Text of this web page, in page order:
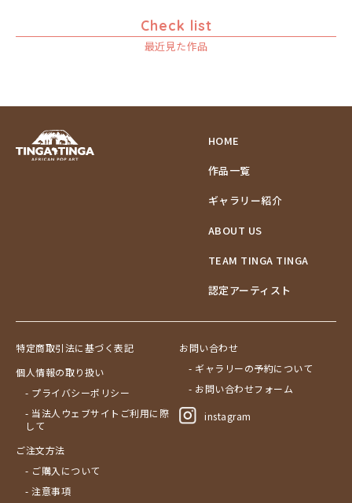
Check list
最近見た作品
HOME
作品一覧
ギャラリー紹介
ABOUT US
TEAM TINGA TINGA
認定アーティスト
特定商取引法に基づく表記
個人情報の取り扱い
- プライバシーポリシー
- 当法人ウェブサイトご利用に際
して
ご注文方法
- ご購入について
- 注意事項
お問い合わせ
- ギャラリーの予約について
- お問い合わせフォーム
instagram